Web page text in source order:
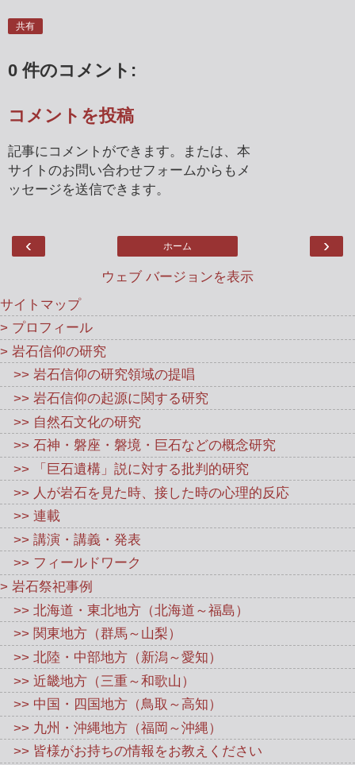
共有
0 件のコメント:
コメントを投稿
記事にコメントができます。または、本
サイトのお問い合わせフォームからもメ
ッセージを送信できます。
‹ ›
ホーム
ウェブ バージョンを表示
サイトマップ
> プロフィール
> 岩石信仰の研究
>> 岩石信仰の研究領域の提唱
>> 岩石信仰の起源に関する研究
>> 自然石文化の研究
>> 石神・磐座・磐境・巨石などの概念研究
>> 「巨石遺構」説に対する批判的研究
>> 人が岩石を見た時、接した時の心理的反応
>> 連載
>> 講演・講義・発表
>> フィールドワーク
> 岩石祭祀事例
>> 北海道・東北地方（北海道～福島）
>> 関東地方（群馬～山梨）
>> 北陸・中部地方（新潟～愛知）
>> 近畿地方（三重～和歌山）
>> 中国・四国地方（鳥取～高知）
>> 九州・沖縄地方（福岡～沖縄）
>> 皆様がお持ちの情報をお教えください